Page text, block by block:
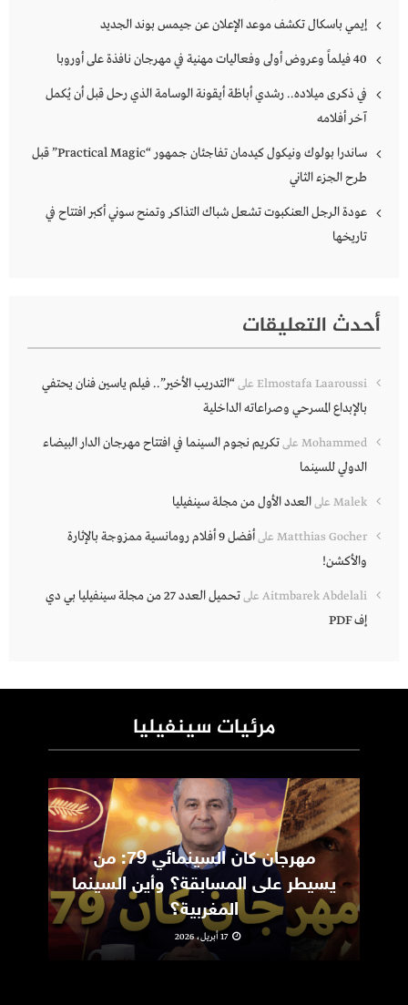
إيمي باسكال تكشف موعد الإعلان عن جيمس بوند الجديد
40 فيلماً وعروض أولى وفعاليات مهنية في مهرجان نافذة على أوروبا
في ذكرى ميلاده.. رشدي أباظة أيقونة الوسامة الذي رحل قبل أن يُكمل
آخر أفلامه
ساندرا بولوك ونيكول كيدمان تفاجئان جمهور “Practical Magic” قبل
طرح الجزء الثاني
عودة الرجل العنكبوت تشعل شباك التذاكر وتمنح سوني أكبر افتتاح في
تاريخها
أحدث التعليقات
Elmostafa Laaroussi على“التدريب الأخير”.. فيلم ياسين فنان يحتفي
بالإبداع المسرحي وصراعاته الداخلية
Mohammed علىتكريم نجوم السينما في افتتاح مهرجان الدار البيضاء
الدولي للسينما
Malek علىالعدد الأول من مجلة سينفيليا
Matthias Gocher على
أفضل 9 أفلام رومانسية ممزوجة بالإثارة
والأكشن!
Aitmbarek Abdelali على
تحميل العدد 27 من مجلة سينفيليا بي دي
إف PDF
مرئيات سينفيليا
مهرجان كان السينمائي 79: من
يسيطر على المسابقة؟ وأين السينما
المغربية؟
17 أبريل، 2026